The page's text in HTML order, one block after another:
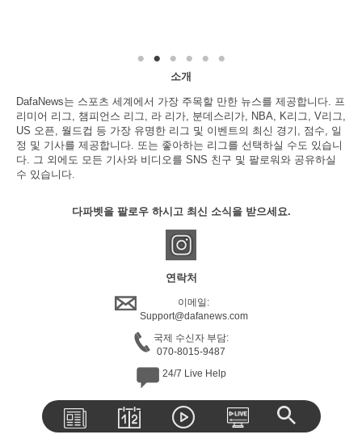
소개
DafaNews는 스포츠 세계에서 가장 주목할 만한 뉴스를 제공합니다. 프
리미어 리그, 챔피언스 리그, 라 리가, 분데스리가, NBA, K리그, V리그,
US 오픈, 월드컵 등 가장 유명한 리그 및 이벤트의 최신 경기, 점수, 일
정 및 기사를 제공합니다. 또는 좋아하는 리그를 선택하실 수도 있습니
다. 그 외에도 모든 기사와 비디오를 SNS 친구 및 팔로워와 공유하실
수 있습니다.
다파벳을 팔로우 하시고 최신 소식을 받으세요.
연락처
이메일:
Support@dafanews.com
국제 수신자 부담:
070-8015-9487
24/7 Live Help